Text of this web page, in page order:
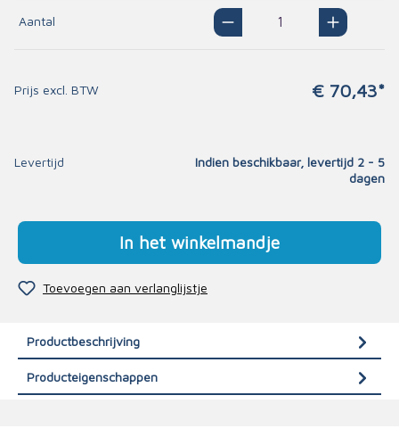
Aantal
Prijs excl. BTW € 70,43*
Levertijd
Indien beschikbaar, levertijd 2 - 5
dagen
In het winkelmandje
Toevoegen aan verlanglijstje
Productbeschrijving
Producteigenschappen